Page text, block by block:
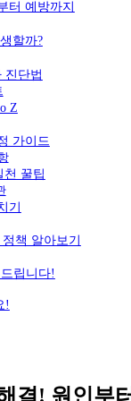
터 예방까지
할까?
진단법
Z
가이드
꿀팁
기
책 알아보기
립니다!
!
결! 원인부